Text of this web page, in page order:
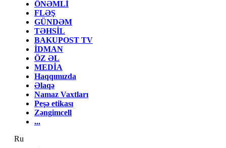
ÖNƏMLİ
FLƏŞ
GÜNDƏM
TƏHSİL
BAKUPOST TV
İDMAN
ÖZ ƏL
MEDİA
Haqqımızda
Əlaqə
Namaz Vaxtları
Peşə etikası
Zəngimcell
...
Ru